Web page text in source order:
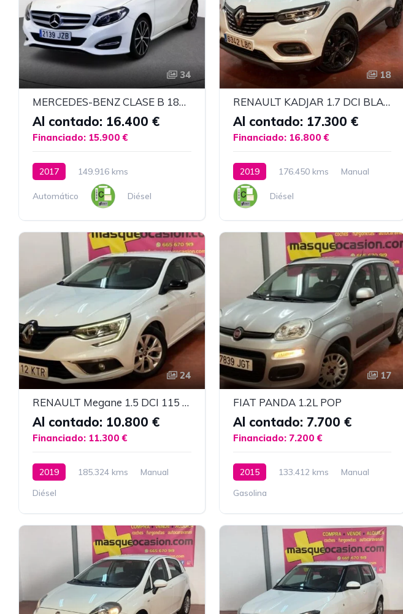
34
MERCEDES-BENZ CLASE B 180 D URBAN
Al contado: 16.400 €
Financiado: 15.900 €
2017 149.916 kms
Automático Diésel
18
RENAULT KADJAR 1.7 DCI BLACK EDITION
Al contado: 17.300 €
Financiado: 16.800 €
2019 176.450 kms Manual
Diésel
24
RENAULT Megane 1.5 DCI 115 C.V. LIMITED
Al contado: 10.800 €
Financiado: 11.300 €
2019 185.324 kms
Manual
Diésel
17
FIAT PANDA 1.2L POP
Al contado: 7.700 €
Financiado: 7.200 €
2015 133.412 kms
Manual
Gasolina